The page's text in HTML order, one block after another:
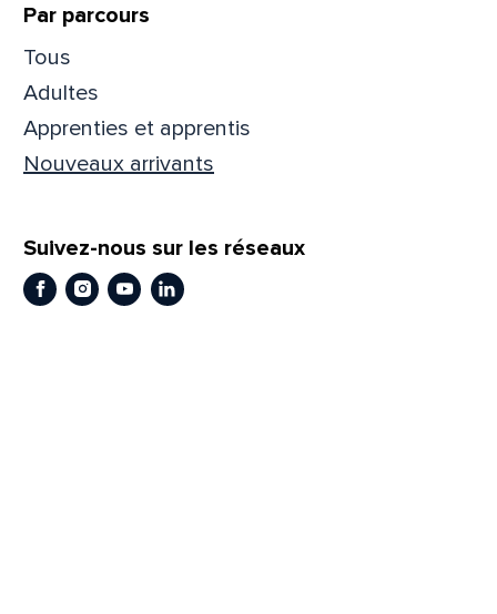
Par parcours
Tous
Adultes
Apprenties et apprentis
Nouveaux arrivants
Suivez-nous sur les réseaux
Facebook
Instagram
YoutubeLinkedIn